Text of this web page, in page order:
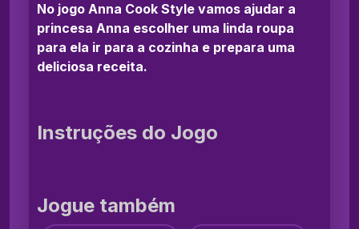
No jogo Anna Cook Style vamos ajudar a
princesa Anna escolher uma linda roupa
para ela ir para a cozinha e prepara uma
deliciosa receita.
Instruções do Jogo
Jogue também